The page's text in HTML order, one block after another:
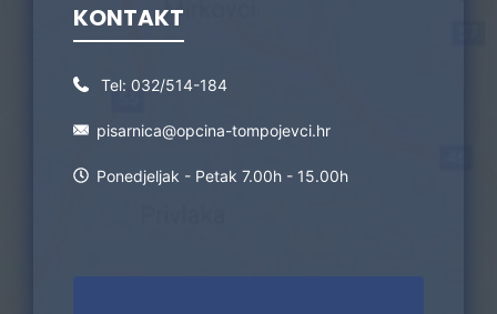
KONTAKT
Tel: 032/514-184
pisarnica@opcina-tompojevci.hr
Ponedjeljak - Petak 7.00h - 15.00h